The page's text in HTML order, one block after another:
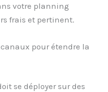
votre planning
frais et pertinent.
pour étendre la
se déployer sur des